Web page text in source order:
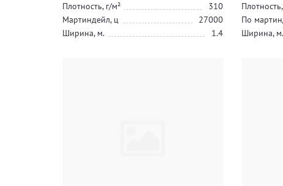
Плотность, г/м²
310
Мартиндейл, ц
27000
Ширина, м.
1.4
По
Ширина, м.